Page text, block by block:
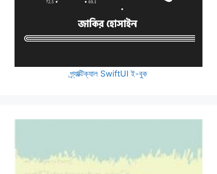
প্র্যাক্টিক্যাল SwiftUI ই-বুক